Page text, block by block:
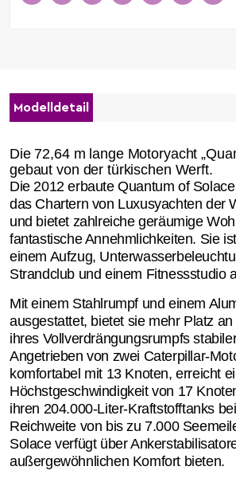
Modelldetail
Die 72,64 m lange Motoryacht
gebaut von der türkischen Werft.
Die 2012 erbaute Quantum of
das Chartern von Luxusyachten der
und bietet zahlreiche geräumige
fantastische Annehmlichkeiten. Sie
einem Aufzug,
Strandclub und einem Fitnessstudio
Mit einem Stahlrumpf und einem
ausgestattet, bietet sie mehr Platz
ihres Vollverdrängungsrumpfs
Angetrieben von zwei Caterpillar-
komfortabel mit 13 Knoten, erreicht
Höchstgeschwindigkeit von 17
ihren 204.000-Liter-Kraftstofftanks
Reichweite von bis zu 7.000
Solace verfügt über
außergewöhnlichen Komfort bieten.